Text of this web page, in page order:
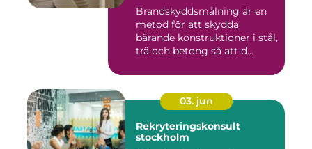
Brandskyddsmålning är en
metod för att skydda
bärande konstruktioner i stål,
trä och betong så att d...
03. jun
Rekryteringskonsult
stockholm